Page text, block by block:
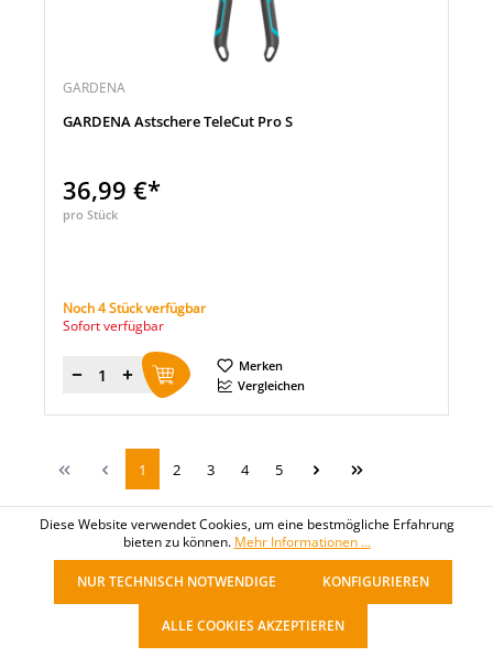
GARDENA
GARDENA Astschere TeleCut Pro S
36,99 €*
pro Stück
Noch 4 Stück verfügbar
Sofort verfügbar
Menge
Merken
Vergleichen
1 2 3 4 5
Diese Website verwendet Cookies, um eine bestmögliche Erfahrung
bieten zu können. Mehr Informationen ...
NUR TECHNISCH NOTWENDIGE KONFIGURIEREN
ALLE COOKIES AKZEPTIEREN